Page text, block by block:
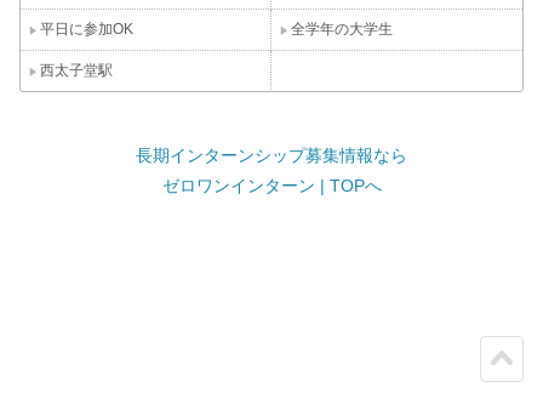
平日に参加OK 全学年の大学生
西太子堂駅
長期インターンシップ募集情報なら
ゼロワンインターン | TOPへ